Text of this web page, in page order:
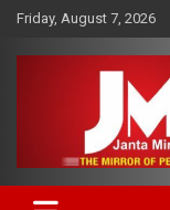
Skip
content
Friday, August 7, 2026
Janta